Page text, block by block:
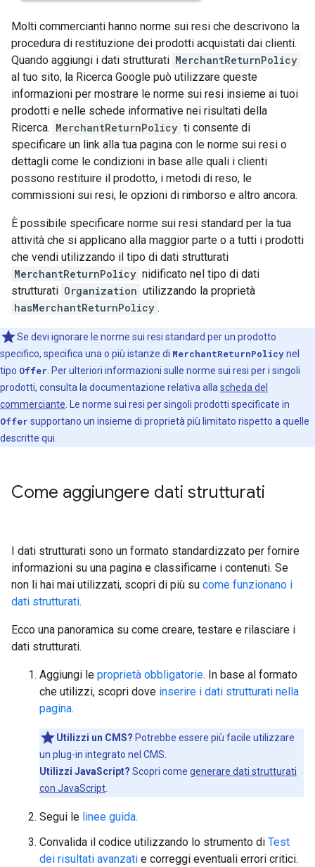
Molti commercianti hanno norme sui resi che descrivono la
procedura di restituzione dei prodotti acquistati dai clienti.
Quando aggiungi i dati strutturati MerchantReturnPolicy
al tuo sito, la Ricerca Google può utilizzare queste
informazioni per mostrare le norme sui resi insieme ai tuoi
prodotti e nelle schede informative nei risultati della
Ricerca. MerchantReturnPolicy ti consente di
specificare un link alla tua pagina con le norme sui resi o
dettagli come le condizioni in base alle quali i clienti
possono restituire il prodotto, i metodi di reso, le
commissioni sui resi, le opzioni di rimborso e altro ancora.
È possibile specificare norme sui resi standard per la tua
attività che si applicano alla maggior parte o a tutti i prodotti
che vendi utilizzando il tipo di dati strutturati
MerchantReturnPolicy nidificato nel tipo di dati
strutturati Organization utilizzando la proprietà
hasMerchantReturnPolicy .
Se devi ignorare le norme sui resi standard per un prodotto
specifico, specifica una o più istanze di MerchantReturnPolicynel
tipo Offer . Per ulteriori informazioni sulle norme sui resi per i singoli
prodotti, consulta la documentazione relativa alla scheda del
commerciante . Le norme sui resi per singoli prodotti specificate in
Offer supportano un insieme di proprietà più limitato rispetto a quelle
descritte qui.
Come aggiungere dati strutturati
I dati strutturati sono un formato standardizzato per fornire
informazioni su una pagina e classificarne i contenuti. Se
non li hai mai utilizzati, scopri di più su come funzionano i
dati strutturati.
Ecco una panoramica su come creare, testare e rilasciare i
dati strutturati.
Aggiungi le proprietà obbligatorie. In base al formato
che utilizzi, scopri dove inserire i dati strutturati nella
pagina.
Utilizzi un CMS? Potrebbe essere più facile utilizzare
un plug-in integrato nel CMS.
Utilizzi JavaScript? Scopri come generare dati strutturati
con JavaScript
Segui le linee guida.
Convalida il codice utilizzando lo strumento di Test
dei risultati avanzati e correggi eventuali errori critici.